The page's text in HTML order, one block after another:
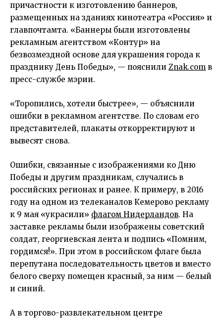
причастности к изготовлению баннеров,
размещенных на зданиях кинотеатра «Россия» и
главпочтамта. «Баннеры были изготовлены
рекламным агентством «Контур» на
безвозмездной основе для украшения города к
празднику День Победы», — пояснили Znak.com в
пресс-службе мэрии.
«Торопились, хотели быстрее», — объяснили
ошибки в рекламном агентстве. По словам его
представителей, плакаты откорректируют и
вывесят снова.
Ошибки, связанные с изображениями ко Дню
Победы и другим праздникам, случались в
российских регионах и ранее. К примеру, в 2016
году на одном из телеканалов Кемерово рекламу
к 9 мая «украсили» флагом Нидерландов. На
заставке рекламы были изображены советский
солдат, георгиевская лента и подпись «Помним,
гордимся!». При этом в российском флаге была
перепутана последовательность цветов и вместо
белого сверху помещен красный, за ним — белый
и синий.
А в торгово-развлекательном центре